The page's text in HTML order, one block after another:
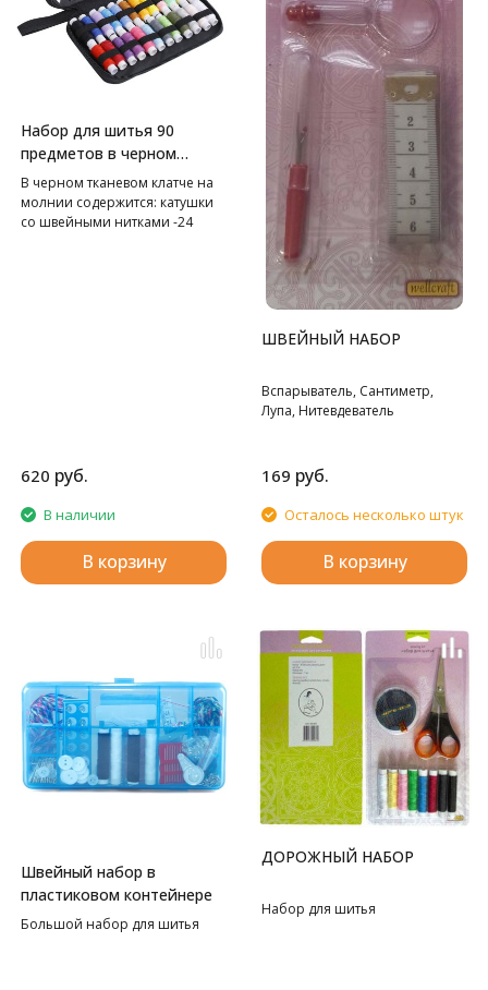
Набор для шитья 90
предметов в черном
клатче
В черном тканевом клатче на
молнии содержится: катушки
со швейными нитками -24
620 руб.
В наличии
В корзину
ШВЕЙНЫЙ НАБОР
Вспарыватель, Сантиметр,
Лупа, Нитевдеватель
169 руб.
Осталось несколько штук
В корзину
Швейный набор в
пластиковом контейнере
Большой набор для шитья
ДОРОЖНЫЙ НАБОР
Набор для шитья